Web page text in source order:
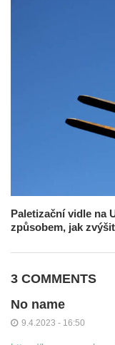
Paletizační vidle na
způsobem, jak
3 COMMENTS
No name
9.4.2023 - 16:50